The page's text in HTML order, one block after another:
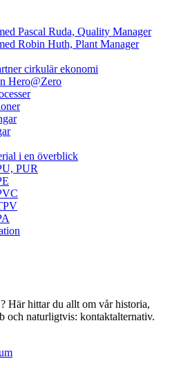
Pascal Ruda, Quality Manager
Robin Huth, Plant Manager
cirkulär ekonomi
Hero@Zero
i en överblick
PUR
Här hittar du allt om vår historia,
och naturligtvis: kontaktalternativ.